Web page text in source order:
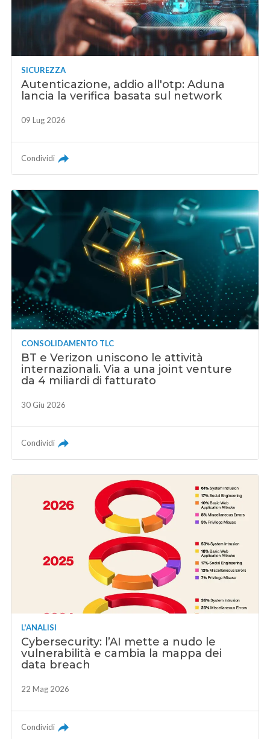
SICUREZZA
Autenticazione, addio all'otp: Aduna
lancia la verifica basata sul network
09 Lug 2026
Condividi
CONSOLIDAMENTO TLC
BT e Verizon uniscono le attività
internazionali. Via a una joint venture
da 4 miliardi di fatturato
30 Giu 2026
Condividi
L'ANALISI
Cybersecurity: l’AI mette a nudo le
vulnerabilità e cambia la mappa dei
data breach
22 Mag 2026
Condividi